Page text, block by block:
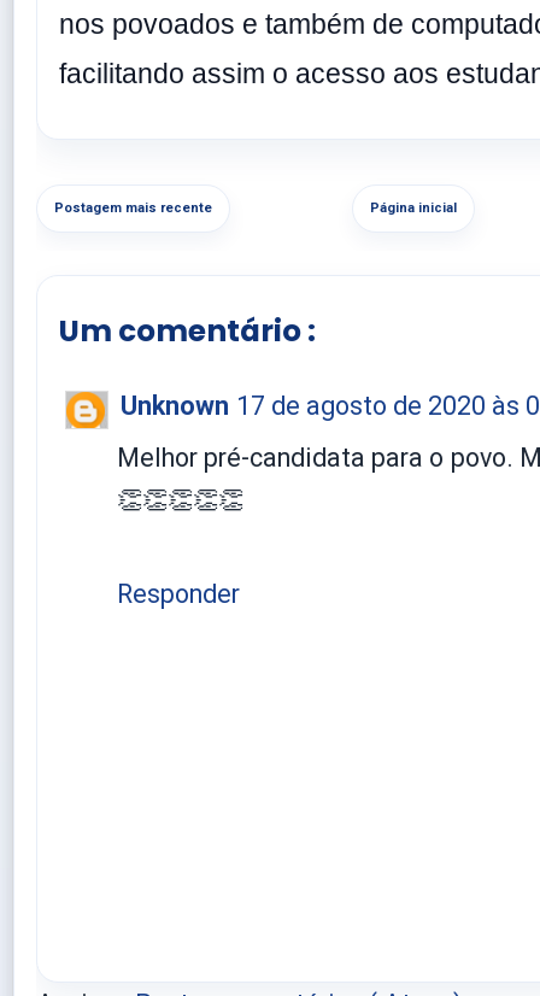
nos povoados e também de
facilitando assim o acesso aos
Postagem mais recente Página inicial
Um comentário :
Unknown 17 de agosto de 2020 às
Melhor pré-candidata para o povo.
👏👏👏👏👏
Responder